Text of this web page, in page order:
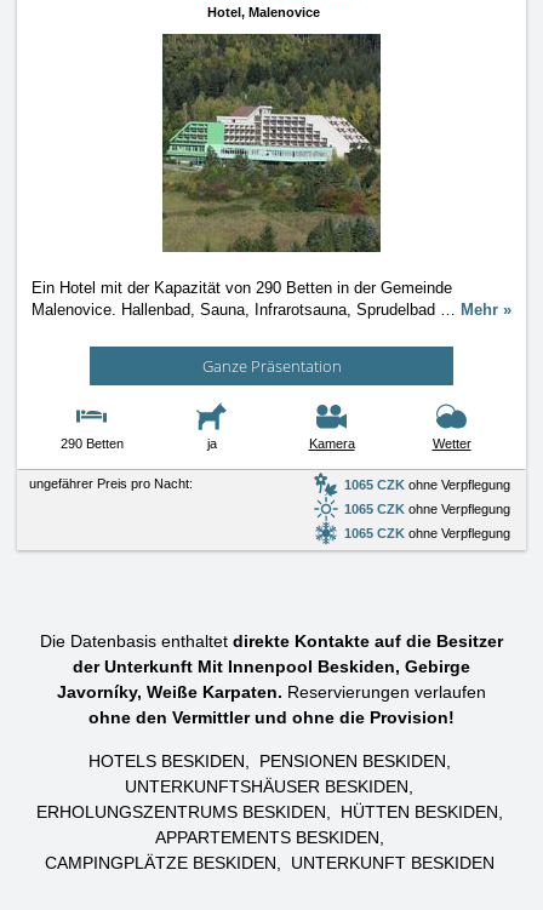
Hotel, Malenovice
Ein Hotel mit der Kapazität von 290 Betten in der Gemeinde
Malenovice. Hallenbad, Sauna, Infrarotsauna, Sprudelbad … Mehr »
Ganze Präsentation
290 Betten ja Kamera Wetter
ungefährer Preis pro Nacht: 1065 CZK ohne Verpflegung
1065 CZK ohne Verpflegung
1065 CZK ohne Verpflegung
Die Datenbasis enthaltet direkte Kontakte auf die Besitzer
der Unterkunft Mit Innenpool Beskiden, Gebirge
Javorníky, Weiße Karpaten. Reservierungen verlaufen
ohne den Vermittler und ohne die Provision!
HOTELS BESKIDEN
PENSIONEN BESKIDEN
UNTERKUNFTSHÄUSER BESKIDEN
ERHOLUNGSZENTRUMS BESKIDEN
HÜTTEN BESKIDEN
APPARTEMENTS BESKIDEN
CAMPINGPLÄTZE BESKIDEN
UNTERKUNFT BESKIDEN